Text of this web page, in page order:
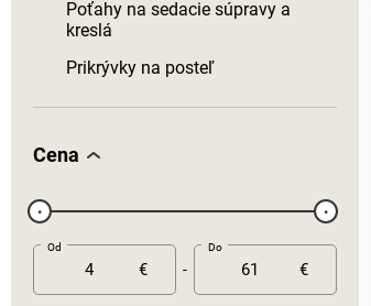
Poťahy na sedacie súpravy a
kreslá
Prikrývky na posteľ
Cena
€
Od
- €
Do